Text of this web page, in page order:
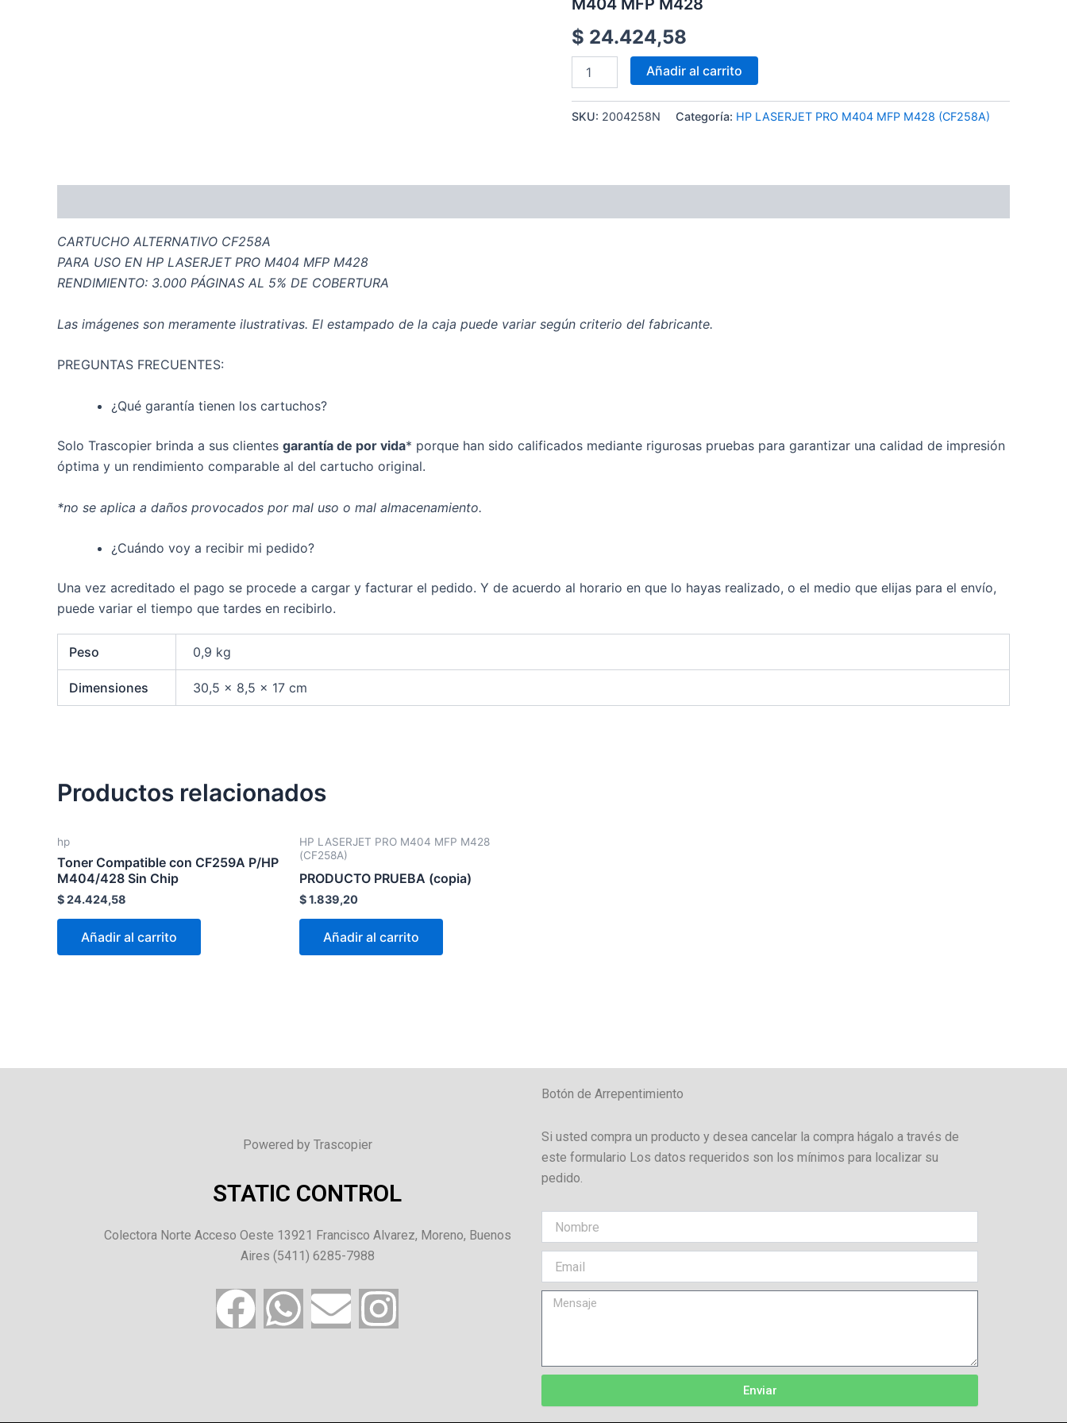
$ 24.424,58
HP
M404
MFP
M428
Añadir al carrito
SKU: 2004258N Categoría: HP LASERJET PRO M404 MFP M428 (CF258A)
CARTUCHO ALTERNATIVO CF258A
PARA USO EN HP LASERJET PRO M404 MFP M428
RENDIMIENTO: 3.000 PÁGINAS AL 5% DE COBERTURA
Las imágenes son meramente ilustrativas. El estampado de la caja puede variar según criterio del fabricante.
PREGUNTAS FRECUENTES:
¿Qué garantía tienen los cartuchos?
Solo Trascopier brinda a sus clientes garantía de por vida* porque han sido calificados mediante rigurosas pruebas para garantizar una calidad de impresión
óptima y un rendimiento comparable al del cartucho original.
*no se aplica a daños provocados por mal uso o mal almacenamiento.
¿Cuándo voy a recibir mi pedido?
Una vez acreditado el pago se procede a cargar y facturar el pedido. Y de acuerdo al horario en que lo hayas realizado, o el medio que elijas para el envío,
puede variar el tiempo que tardes en recibirlo.
Peso 0,9 kg
Dimensiones 30,5 × 8,5 × 17 cm
Productos relacionados
hp
Toner Compatible con CF259A P/HP
M404/428 Sin Chip
$24.424,58
Añadir al carrito
HP LASERJET PRO M404 MFP M428
(CF258A)
PRODUCTO PRUEBA (copia)
$1.839,20
Añadir al carrito
Powered by Trascopier
STATIC CONTROL
Colectora Norte Acceso Oeste 13921 Francisco Alvarez, Moreno, Buenos
Aires (5411) 6285-7988
F W E I
Botón de Arrepentimiento
Si usted compra un producto y desea cancelar la compra hágalo a través de
este formulario Los datos requeridos son los mínimos para localizar su
pedido.
Enviar